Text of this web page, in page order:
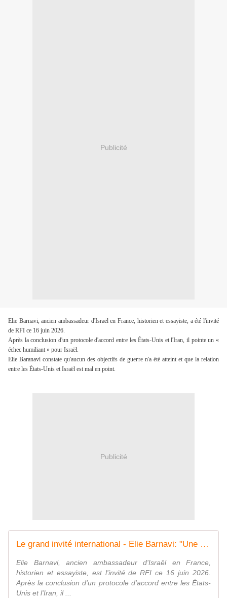
Publicité
Elie Barnavi, ancien ambassadeur d'Israël en France, historien et essayiste, a été l'invité
de RFI ce 16 juin 2026.
Après la conclusion d'un protocole d'accord entre les États-Unis et l'Iran, il pointe un «
échec humiliant » pour Israël.
Elie Baranavi constate qu'aucun des objectifs de guerre n'a été atteint et que la relation
entre les États-Unis et Israël est mal en point.
Publicité
Le grand invité international - Elie Barnavi: "Une catastrophe pour Netanyahu et une mauvaise nouvelle pour Israël en général"
Elie Barnavi, ancien ambassadeur d'Israël en France,
historien et essayiste, est l'invité de RFI ce 16 juin 2026.
Après la conclusion d'un protocole d'accord entre les États-
Unis et l'Iran, il ...